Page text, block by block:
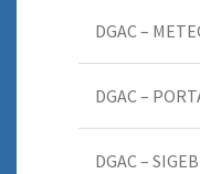
DGAC –
DGAC –
DGAC –